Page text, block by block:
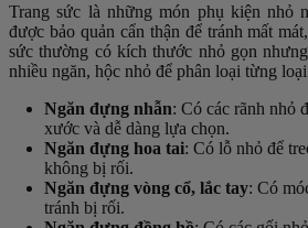
Trang sức là những món phụ kiện nhỏ
được bảo quản cẩn thận để tránh mất
sức thường có kích thước nhỏ gọn
nhiều ngăn, hộc nhỏ để phân loại từng
Ngăn đựng nhẫn: Có các rãnh nhỏ
xước và dễ dàng lựa chọn.
Ngăn đựng hoa tai: Có lỗ nhỏ để
không bị rối.
Ngăn đựng vòng cổ, lắc tay: Có
tránh bị rối.